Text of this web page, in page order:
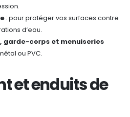
: pour protéger vos surfaces contre
d’eau.
garde-corps et menuiseries
ou PVC.
et enduits de